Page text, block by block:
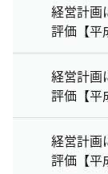
経営計画
評価【平
経営計画
評価【平
経営計画
評価【平